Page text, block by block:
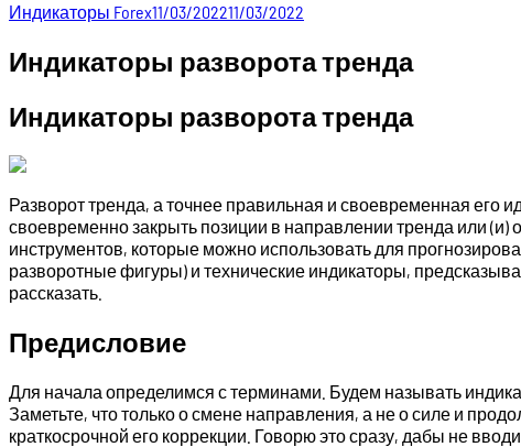
Индикаторы Forex11/03/202211/03/2022
Индикаторы разворота тренда
Индикаторы разворота тренда
Разворот тренда, а точнее правильная и своевременная его
своевременно закрыть позиции в направлении тренда или (и)
инструментов, которые можно использовать для
разворотные фигуры) и технические индикаторы,
рассказать.
Предисловие
Для начала определимся с терминами. Будем называть
Заметьте, что только о смене направления, а не о силе и
краткосрочной его коррекции. Говорю это сразу, дабы не